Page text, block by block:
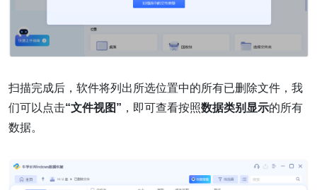
扫描完成后，软件将列出所选位置中的所有已删除文件，我
们可以点击“文件视图” ，即可查看按照数据类别显示的所有
数据。